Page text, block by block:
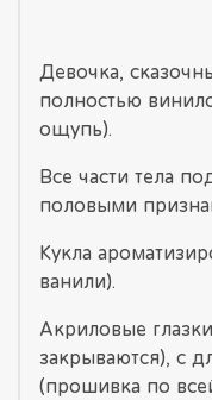
Девочка,
полностью
ощупь).
Все части тела
половыми
Кукла
ванили).
Акриловые
закрываются), с
(прошивка по